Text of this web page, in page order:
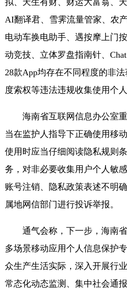
拟、天生有财、财运大富翁、
AI翻译君、雪霁流量管家、农
电动车换电助手、遇按摩上门
动竞技、立体罗盘指南针、
28款App均存在不同程度的非
度索权等违法违规收集使用个人
海南省互联网信息办公室重
当在监护人指导下正确使用移
使用时应当仔细阅读隐私规则
务，对非必要收集用户个人敏
账号注销、隐私政策表述不明
属地网信部门进行投诉举报。
通气会称，下一步，海南省
多场景移动应用个人信息保护
众生产生活实际，深入开展行
常态化动态监测、集中社会通